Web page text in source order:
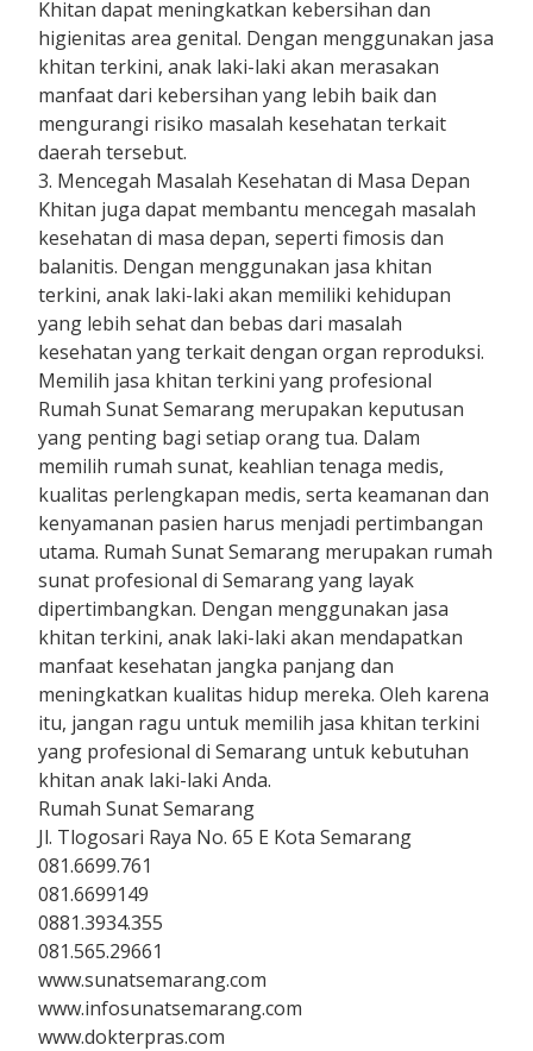
Khitan dapat meningkatkan kebersihan dan
higienitas area genital. Dengan menggunakan jasa
khitan terkini, anak laki-laki akan merasakan
manfaat dari kebersihan yang lebih baik dan
mengurangi risiko masalah kesehatan terkait
daerah tersebut.
3. Mencegah Masalah Kesehatan di Masa Depan
Khitan juga dapat membantu mencegah masalah
kesehatan di masa depan, seperti fimosis dan
balanitis. Dengan menggunakan jasa khitan
terkini, anak laki-laki akan memiliki kehidupan
yang lebih sehat dan bebas dari masalah
kesehatan yang terkait dengan organ reproduksi.
Memilih jasa khitan terkini yang profesional
Rumah Sunat Semarang merupakan keputusan
yang penting bagi setiap orang tua. Dalam
memilih rumah sunat, keahlian tenaga medis,
kualitas perlengkapan medis, serta keamanan dan
kenyamanan pasien harus menjadi pertimbangan
utama. Rumah Sunat Semarang merupakan rumah
sunat profesional di Semarang yang layak
dipertimbangkan. Dengan menggunakan jasa
khitan terkini, anak laki-laki akan mendapatkan
manfaat kesehatan jangka panjang dan
meningkatkan kualitas hidup mereka. Oleh karena
itu, jangan ragu untuk memilih jasa khitan terkini
yang profesional di Semarang untuk kebutuhan
khitan anak laki-laki Anda.
Rumah Sunat Semarang
Jl. Tlogosari Raya No. 65 E Kota Semarang
081.6699.761
081.6699149
0881.3934.355
081.565.29661
www.sunatsemarang.com
www.infosunatsemarang.com
www.dokterpras.com